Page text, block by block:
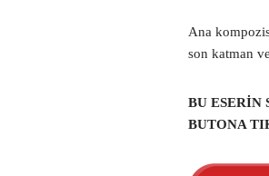
Ana
son katman
BU
BUTONA